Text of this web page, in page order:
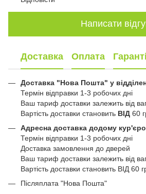
Написати
Доставка Оплата
Доставка "Нова Пошта" у
Термін відправки 1-3 робочих дні
Ваш тариф доставки залежить від
Вартість доставки становить ВІД 60
Адресна доставка додому
Термін відправки 1-3 робочих дні
Доставка замовлення до дверей
Ваш тариф доставки залежить від
Вартість доставки становить ВІД 60
Післяплата "Нова Пошта"